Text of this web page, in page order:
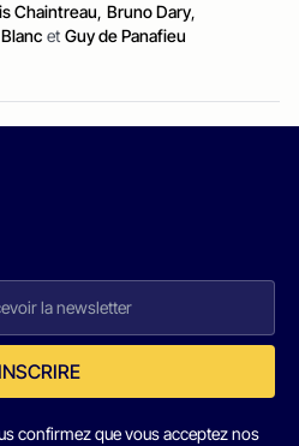
Chaintreau, Bruno Dary,
et Guy de Panafieu
confirmez que vous acceptez nos